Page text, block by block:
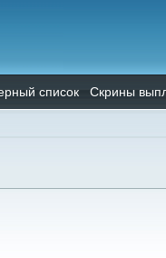
список Скрины